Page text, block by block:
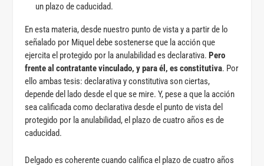
un plazo de caducidad.
En esta materia, desde nuestro punto de vista y a partir de lo
señalado por Miquel debe sostenerse que la acción que
ejercita el protegido por la anulabilidad es declarativa. Pero
frente al contratante vinculado, y para él, es constitutiva. Por
ello ambas tesis: declarativa y constitutiva son ciertas,
depende del lado desde el que se mire. Y, pese a que la acción
sea calificada como declarativa desde el punto de vista del
protegido por la anulabilidad, el plazo de cuatro años es de
caducidad.
Delgado es coherente cuando califica el plazo de cuatro años